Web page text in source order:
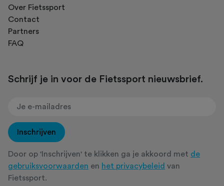
Over Fietssport
Contact
Partners
FAQ
Schrijf je in voor de Fietssport nieuwsbrief.
Inschrijven
Door op 'Inschrijven' te klikken ga je akkoord met de
gebruiksvoorwaarden en het privacybeleid van
Fietssport.